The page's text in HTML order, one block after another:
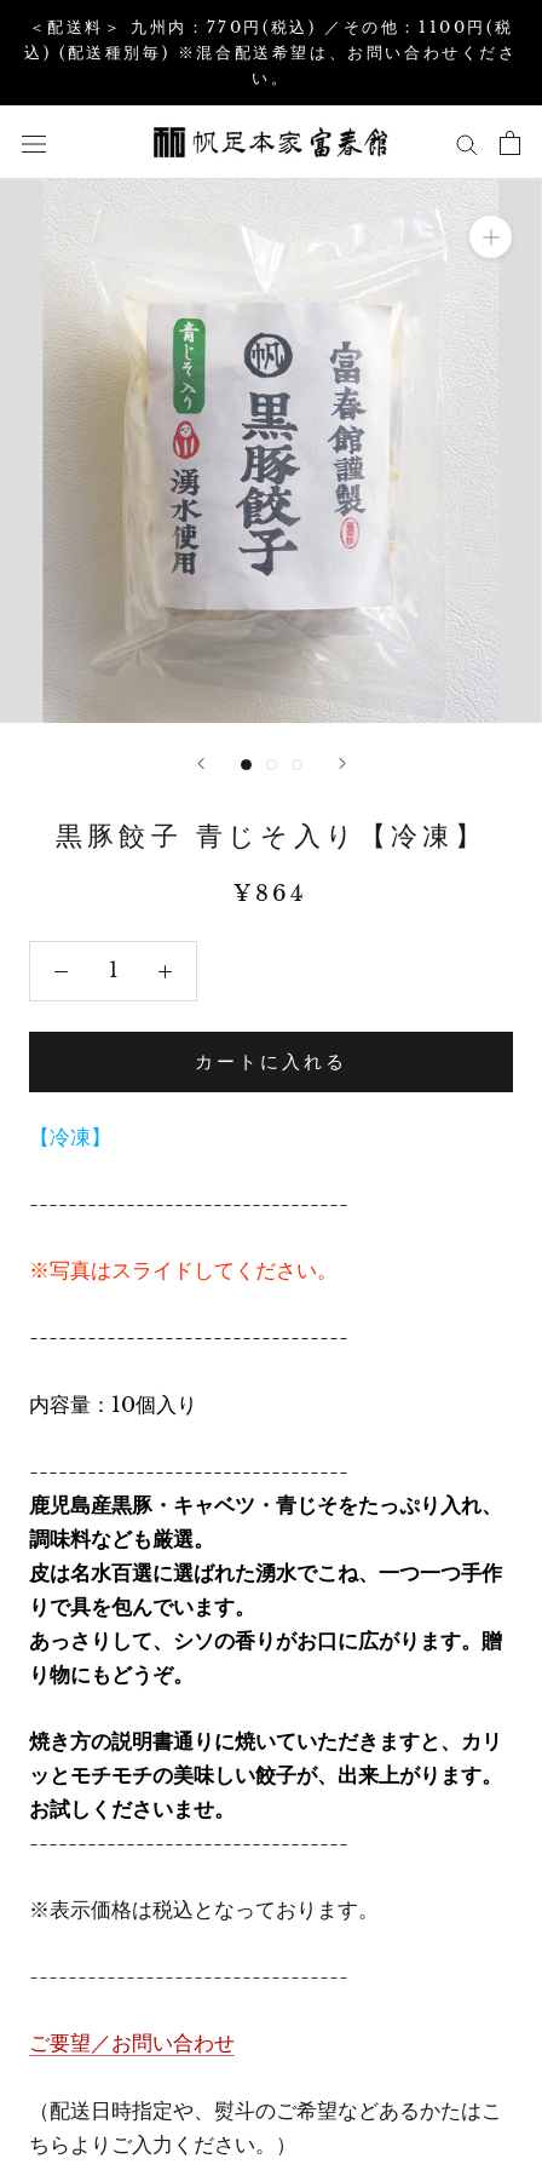
を
＜配送料＞ 九州内：770円(税込) ／その他：1100円(税
込) (配送種別毎) ※混合配送希望は、お問い合わせくださ
い。
黒豚餃子 青じそ入り【冷凍】
¥864
カートに入れる
【冷凍】
---------------------------------
※写真はスライドしてください。
---------------------------------
内容量：10個入り
---------------------------------
鹿児島産黒豚・キャベツ・青じそをたっぷり入れ、
調味料なども厳選。
皮は名水百選に選ばれた湧水でこね、一つ一つ手作
りで具を包んでいます。
あっさりして、シソの香りがお口に広がります。贈
り物にもどうぞ。
焼き方の説明書通りに焼いていただきますと、カリ
ッとモチモチの美味しい餃子が、出来上がります。
お試しくださいませ。
---------------------------------
※表示価格は税込となっております。
---------------------------------
ご要望／お問い合わせ
（配送日時指定や、熨斗のご希望などあるかたはこ
ちらよりご入力ください。）